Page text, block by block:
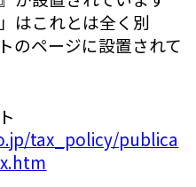
はこれとは全く別
のページに設置されて
tax_policy/publica